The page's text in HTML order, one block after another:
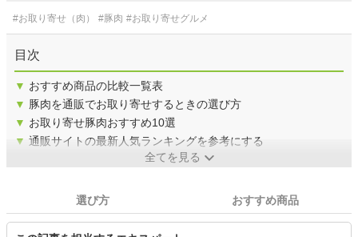
#お取り寄せ（肉） #豚肉 #お取り寄せグルメ
目次
▼ おすすめ商品の比較一覧表
▼ 豚肉を通販でお取り寄せするときの選び方
▼ お取り寄せ豚肉おすすめ10選
▼ 通販サイトの最新人気ランキングを参考にする
全てを見る
選び方 おすすめ商品